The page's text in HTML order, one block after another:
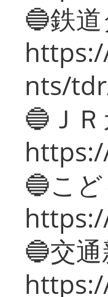
🔵鉄
nts/
🔵Ｊ
🔵こ
🔵交